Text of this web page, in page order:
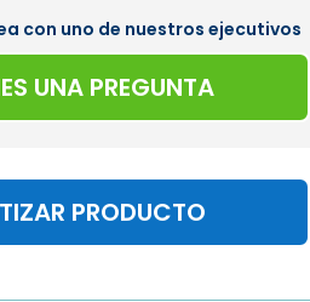
con uno de nuestros ejecutivos
UNA PREGUNTA
PRODUCTO